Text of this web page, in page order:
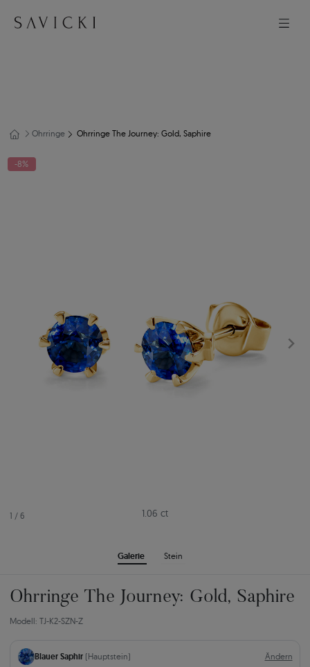
Ohrringe Ohrringe The Journey: Gold, Saphire
1 / 6
Galerie Stein
-8%
1.06 ct
Ohrringe The Journey: Gold, Saphire
Modell: TJ-K2-SZN-Z
Blauer Saphir (Hauptstein) Ändern